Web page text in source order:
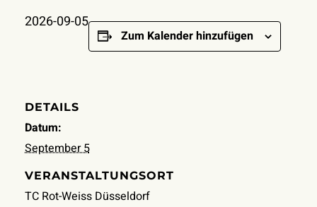
2026-09-05
Zum Kalender hinzufügen
DETAILS
Datum:
September 5
VERANSTALTUNGSORT
TC Rot-Weiss Düsseldorf